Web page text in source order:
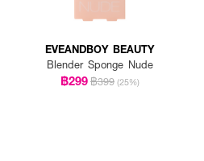
EVEANDBOY BEAUTY
Blender Sponge Nude
฿299฿399 (25%)